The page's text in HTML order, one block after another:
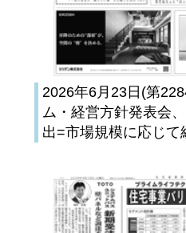
2026年6月23日(第
ム・経営方針発表会
出=市場規模に応じて